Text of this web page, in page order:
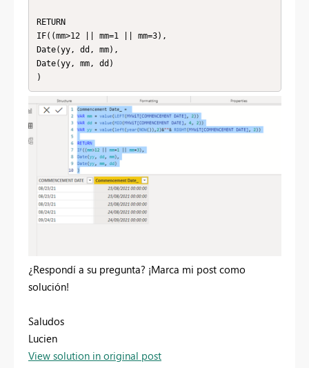
RETURN
IF((mm>12 || mm=1 || mm=3),
Date(yy, dd, mm),
Date(yy, mm, dd)
)
¿Respondí a su pregunta? ¡Marca mi post como
solución!
Saludos
Lucien
View solution in original post